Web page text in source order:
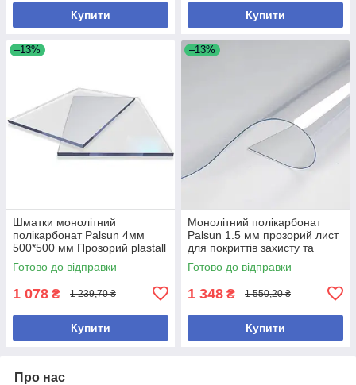
Купити Купити
–13%
Шматки монолітний
полікарбонат Palsun 4мм
500*500 мм Прозорий plastall
Готово до відправки
1 078 ₴ 1 239,70 ₴
Купити
–13%
Монолітний полікарбонат
Palsun 1.5 мм прозорий лист
для покриттів захисту та
скління
Готово до відправки
1 348 ₴ 1 550,20 ₴
Купити
Про нас